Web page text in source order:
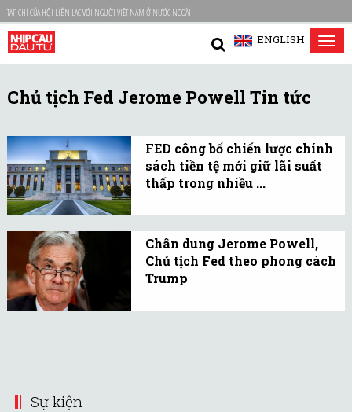
TẠP CHÍ CỦA HỘI LIÊN LẠC VỚI NGƯỜI VIỆT NAM Ở NƯỚC NGOÀI
ENGLISH
Chủ tịch Fed Jerome Powell Tin tức
FED công bố chiến lược chính
sách tiền tệ mới giữ lãi suất
thấp trong nhiều ...
trung bình 2%, một chiến
lược chính sách mới có
thể giữ lãi suất ở mức
gần 0% trong nhiều năm.
Chân dung Jerome Powell,
Chủ tịch Fed theo phong cách
Trump
Sự kiện